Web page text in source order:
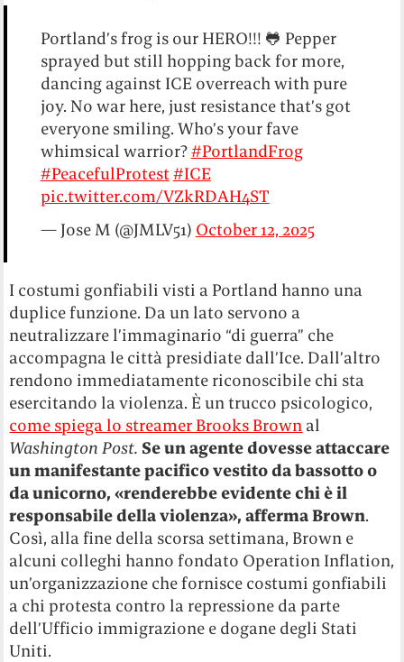
Portland’s frog is our HERO!!! 🐸 Pepper
sprayed but still hopping back for more,
dancing against ICE overreach with pure
joy. No war here, just resistance that’s got
everyone smiling. Who’s your fave
whimsical warrior?#PortlandFrog
#PeacefulProtest#ICE
pic.twitter.com/VZkRDAH4ST
— Jose M (@JMLV51) October 12, 2025
I costumi gonfiabili visti a Portland hanno una
duplice funzione. Da un lato servono a
neutralizzare l’immaginario “di guerra” che
accompagna le città presidiate dall’Ice. Dall’altro
rendono immediatamente riconoscibile chi sta
esercitando la violenza. È un trucco psicologico,
come spiega lo streamer Brooks Brown al
Washington Post. Se un agente dovesse attaccare
un manifestante pacifico vestito da bassotto o
da unicorno, «renderebbe evidente chi è il
responsabile della violenza», afferma Brown.
Così, alla fine della scorsa settimana, Brown e
alcuni colleghi hanno fondato Operation Inflation,
un’organizzazione che fornisce costumi gonfiabili
a chi protesta contro la repressione da parte
dell’Ufficio immigrazione e dogane degli Stati
Uniti.